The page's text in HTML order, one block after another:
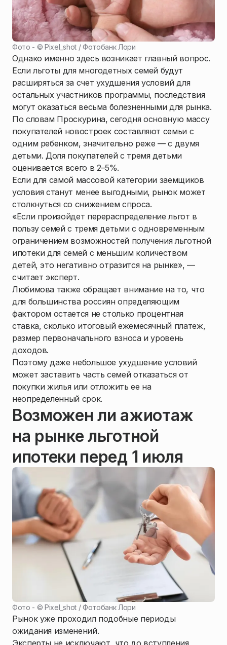
Фото - ©Pixel_shot / Фотобанк Лори
Однако именно здесь возникает главный вопрос.
Если льготы для многодетных семей будут
расширяться за счет ухудшения условий для
остальных участников программы, последствия
могут оказаться весьма болезненными для рынка.
По словам Проскурина, сегодня основную массу
покупателей новостроек составляют семьи с
одним ребенком, значительно реже — с двумя
детьми. Доля покупателей с тремя детьми
оценивается всего в 2–5%.
Если для самой массовой категории заемщиков
условия станут менее выгодными, рынок может
столкнуться со снижением спроса.
«Если произойдет перераспределение льгот в
пользу семей с тремя детьми с одновременным
ограничением возможностей получения льготной
ипотеки для семей с меньшим количеством
детей, это негативно отразится на рынке», —
считает эксперт.
Любимова также обращает внимание на то, что
для большинства россиян определяющим
фактором остается не столько процентная
ставка, сколько итоговый ежемесячный платеж,
размер первоначального взноса и уровень
доходов.
Поэтому даже небольшое ухудшение условий
может заставить часть семей отказаться от
покупки жилья или отложить ее на
неопределенный срок.
Возможен ли ажиотаж
на рынке льготной
ипотеки перед 1 июля
Фото - ©Pixel_shot / Фотобанк Лори
Рынок уже проходил подобные периоды
ожидания изменений.